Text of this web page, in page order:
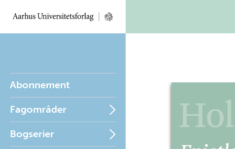
Abonnement
Fagområder
Bogserier